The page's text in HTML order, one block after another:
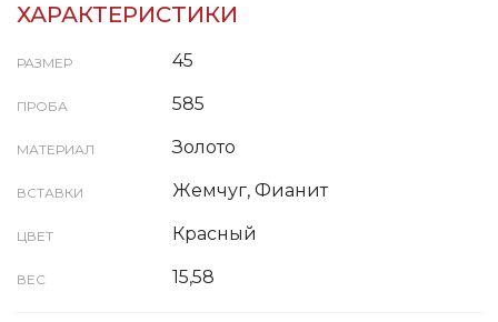
ХАРАКТЕРИСТИКИ
РАЗМЕР 45
ПРОБА 585
МАТЕРИАЛ Золото
ВСТАВКИ Жемчуг, Фианит
ЦВЕТ Красный
ВЕС 15,58